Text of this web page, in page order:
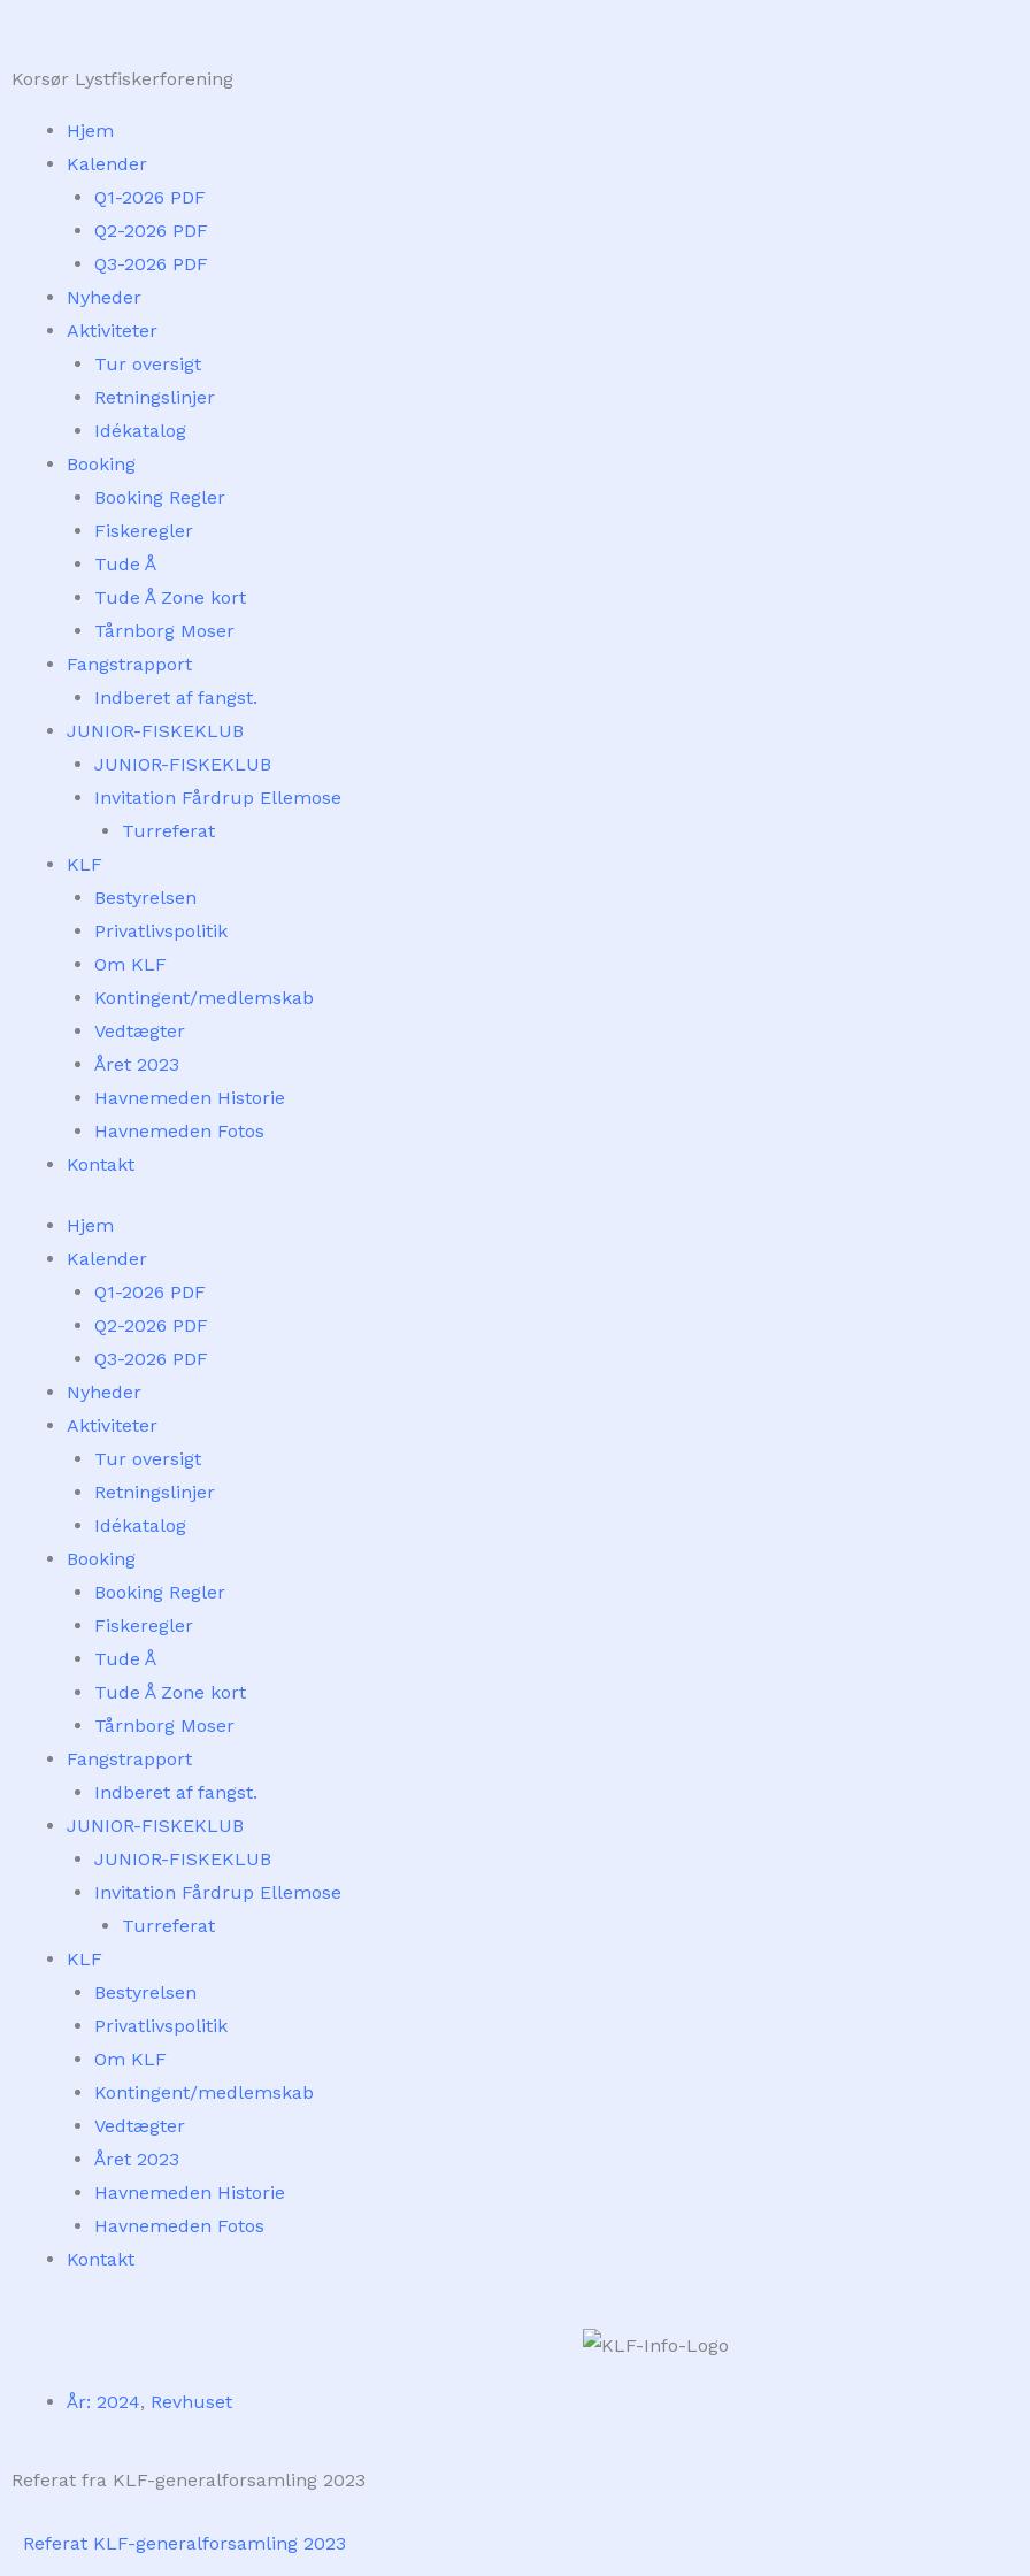
content
Korsør Lystfiskerforening
Hjem
Kalender
Q1-2026 PDF
Q2-2026 PDF
Q3-2026 PDF
Nyheder
Aktiviteter
Tur oversigt
Retningslinjer
Idékatalog
Booking
Booking Regler
Fiskeregler
Tude Å
Tude Å Zone kort
Tårnborg Moser
Fangstrapport
Indberet af fangst.
JUNIOR-FISKEKLUB
JUNIOR-FISKEKLUB
Invitation Fårdrup Ellemose
Turreferat
KLF
Bestyrelsen
Privatlivspolitik
Om KLF
Kontingent/medlemskab
Vedtægter
Året 2023
Havnemeden Historie
Havnemeden Fotos
Kontakt
Hjem
Kalender
Q1-2026 PDF
Q2-2026 PDF
Q3-2026 PDF
Nyheder
Aktiviteter
Tur oversigt
Retningslinjer
Idékatalog
Booking
Booking Regler
Fiskeregler
Tude Å
Tude Å Zone kort
Tårnborg Moser
Fangstrapport
Indberet af fangst.
JUNIOR-FISKEKLUB
JUNIOR-FISKEKLUB
Invitation Fårdrup Ellemose
Turreferat
KLF
Bestyrelsen
Privatlivspolitik
Om KLF
Kontingent/medlemskab
Vedtægter
Året 2023
Havnemeden Historie
Havnemeden Fotos
Kontakt
År: 2024, Revhuset
Referat fra KLF-generalforsamling 2023
Referat KLF-generalforsamling 2023